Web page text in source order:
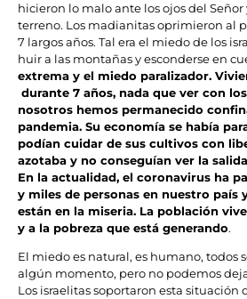
hicieron lo malo ante los ojos del
terreno. Los madianitas oprimieron al
7 largos años. Tal era el miedo de los
huir a las montañas y esconderse en
extrema y el miedo paralizador.
durante 7 años, nada que ver con
nosotros hemos permanecido
pandemia. Su economía se había
podían cuidar de sus cultivos con
azotaba y no conseguían ver la
En la actualidad, el coronavirus ha
y miles de personas en nuestro país
están en la miseria. La población
y a la pobreza que está generando.
El miedo es natural, es humano, todos
algún momento, pero no podemos
Los israelitas soportaron esta situación